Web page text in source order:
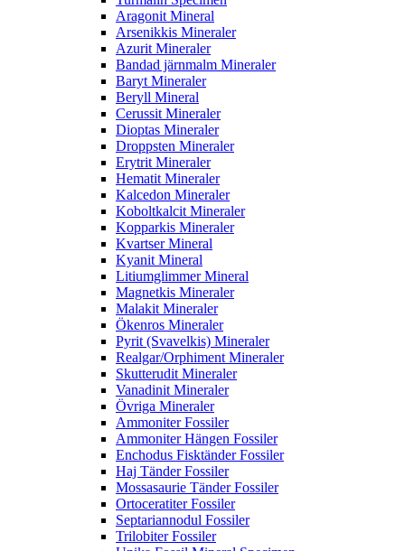
Aragonit Mineral
Arsenikkis Mineraler
Azurit Mineraler
Bandad järnmalm Mineraler
Baryt Mineraler
Beryll Mineral
Cerussit Mineraler
Dioptas Mineraler
Droppsten Mineraler
Erytrit Mineraler
Hematit Mineraler
Kalcedon Mineraler
Koboltkalcit Mineraler
Kopparkis Mineraler
Kvartser Mineral
Kyanit Mineral
Litiumglimmer Mineral
Magnetkis Mineraler
Malakit Mineraler
Ökenros Mineraler
Pyrit (Svavelkis) Mineraler
Realgar/Orphiment Mineraler
Skutterudit Mineraler
Vanadinit Mineraler
Övriga Mineraler
Ammoniter Fossiler
Ammoniter Hängen Fossiler
Enchodus Fisktänder Fossiler
Haj Tänder Fossiler
Mossasaurie Tänder Fossiler
Ortoceratiter Fossiler
Septariannodul Fossiler
Trilobiter Fossiler